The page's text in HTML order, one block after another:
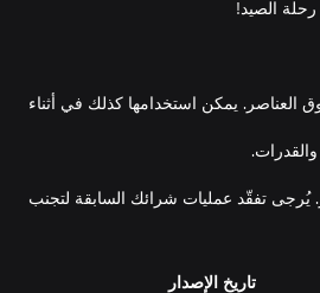
العناصر. يمكن استخدامها كذلك في أثناء
يُرجى تفقّد عمليات شرائك السابقة لتجنب
تاريخ الإصدار